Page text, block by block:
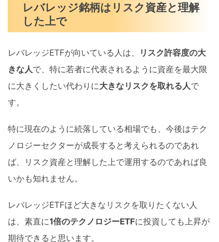
レバレッジ銘柄はリスク資産と理解
した上で
レバレッジETFが向いている人は、
リスク許容度の大
きな人で、特に若者に代表されるように資産を最大限
に大きくしたい代わりに大きなリスクを取れる人で
す。
特に現在のように続落している相場でも、今後はテク
ノロジーセクターが成長すると考えられるのであれ
ば、リスク資産と理解した上で運用するのであれば良
いかも知れません。
レバレッジETFほど大きなリスクを取りたくない人
は、素直に1倍のテクノロジーETFに投資しても上昇が
期待できると思います。